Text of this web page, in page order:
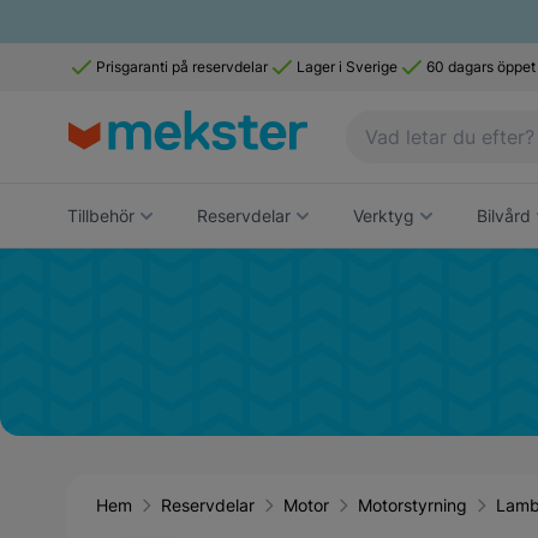
Prisgaranti på reservdelar Lager i Sverige 60 dagars
Tillbehör Reservdelar Verktyg Bilvård
Hem Reservdelar Motor Motorstyrning